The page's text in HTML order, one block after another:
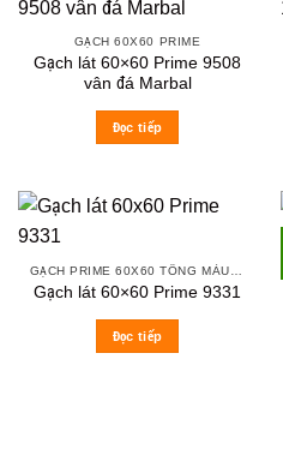
GẠCH 60X60 PRIME
Gạch lát 60×60 Prime 9508
vân đá Marbal
Đọc tiếp
Gạch lát 60×60 Prime 9331
Đọc tiếp